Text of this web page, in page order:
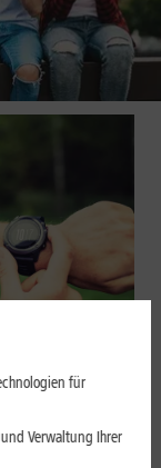
für
Verwaltung Ihrer